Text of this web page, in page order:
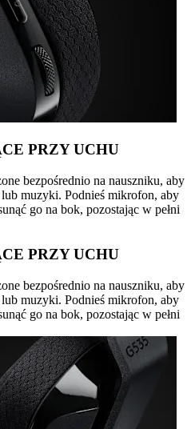
PRZY UCHU
bezpośrednio na nauszniku, aby
muzyki. Podnieś mikrofon, aby
go na bok, pozostając w pełni
PRZY UCHU
bezpośrednio na nauszniku, aby
muzyki. Podnieś mikrofon, aby
go na bok, pozostając w pełni